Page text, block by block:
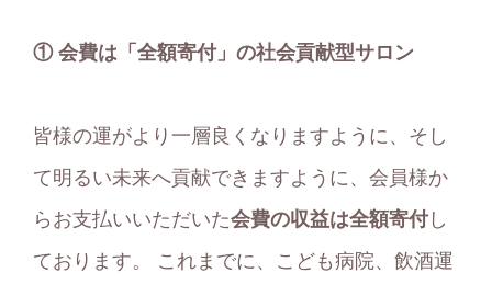
① 会費は「全額寄付」の社会貢献型サロン
皆様の運がより一層良くなりますように、そし
て明るい未来へ貢献できますように、会員様か
らお支払いいただいた会費の収益は全額寄付し
ております。 これまでに、こども病院、飲酒運